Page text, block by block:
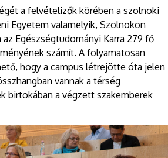
a felvételizők körében a szolnoki
Egyetem valamelyik, Szolnokon
Egészségtudományi Karra 279 fő
számít. A folyamatosan
hogy a campus létrejötte óta jelen
vannak a térség
birtokában a végzett szakemberek